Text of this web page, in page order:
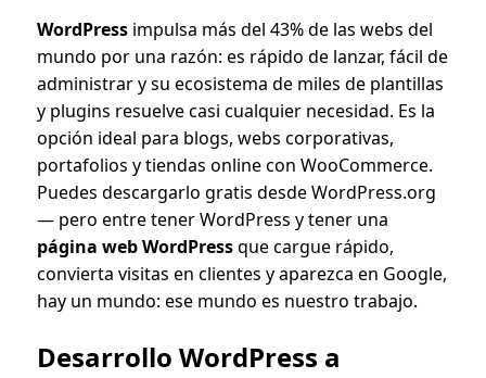
WordPressimpulsa más del 43% de las webs del
mundo por una razón: es rápido de lanzar, fácil de
administrar y su ecosistema de miles de plantillas
y plugins resuelve casi cualquier necesidad. Es la
opción ideal para blogs, webs corporativas,
portafolios y tiendas online con WooCommerce.
Puedes descargarlo gratis desde WordPress.org
— pero entre tener WordPress y tener una
página web WordPressque cargue rápido,
convierta visitas en clientes y aparezca en Google,
hay un mundo: ese mundo es nuestro trabajo.
Desarrollo WordPress a